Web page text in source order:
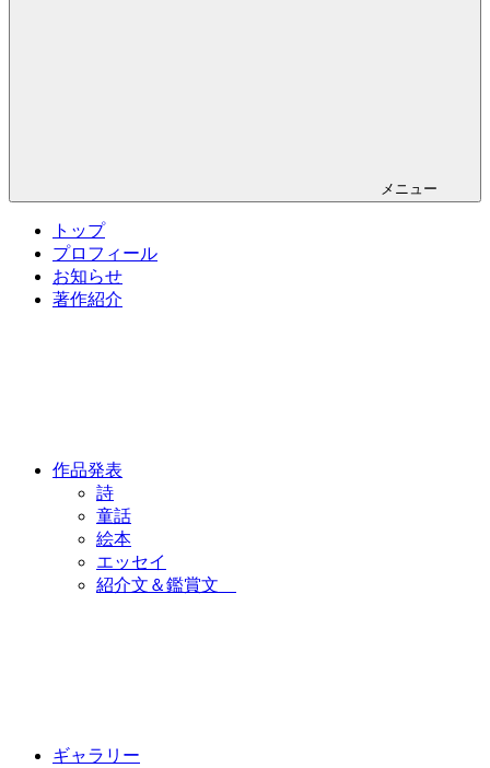
メニュー
トップ
プロフィール
お知らせ
著作紹介
作品発表
詩
童話
絵本
エッセイ
紹介文＆鑑賞文
ギャラリー